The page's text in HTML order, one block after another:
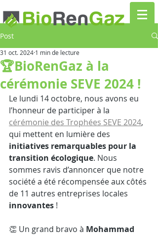
Post
🏆BioRenGaz à la
cérémonie SEVE 2024 !
31 oct. 2024 1 min de lecture
Le lundi 14 octobre, nous avons eu
l’honneur de participer à la
cérémonie des Trophées SEVE 2024,
qui mettent en lumière des
initiatives remarquables pour la
transition écologique. Nous
sommes ravis d’annoncer que notre
société a été récompensée aux côtés
de 11 autres entreprises locales
innovantes !
👏 Un grand bravo à Mohammad